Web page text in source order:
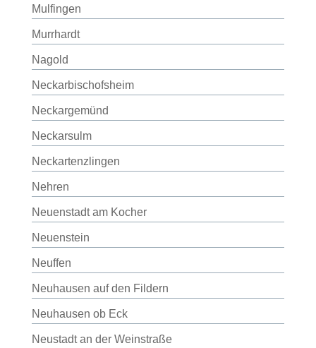
Mulfingen
Murrhardt
Nagold
Neckarbischofsheim
Neckargemünd
Neckarsulm
Neckartenzlingen
Nehren
Neuenstadt am Kocher
Neuenstein
Neuffen
Neuhausen auf den Fildern
Neuhausen ob Eck
Neustadt an der Weinstraße